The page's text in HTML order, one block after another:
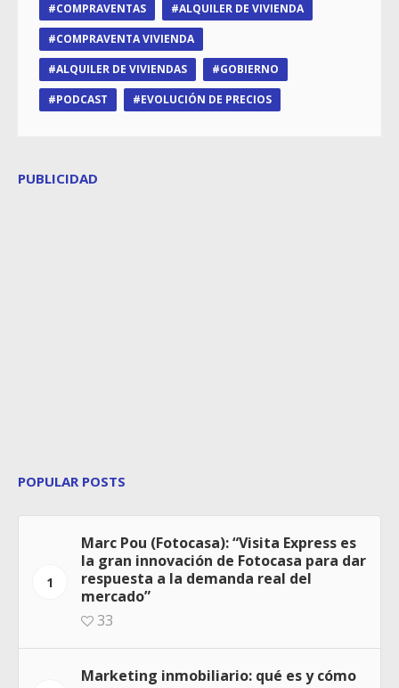
COMPRAVENTAS
ALQUILER DE VIVIENDA
COMPRAVENTA VIVIENDA
ALQUILER DE VIVIENDAS
GOBIERNO
PODCAST
EVOLUCIÓN DE PRECIOS
PUBLICIDAD
POPULAR POSTS
1
Marc Pou (Fotocasa): “Visita Express es
la gran innovación de Fotocasa para dar
respuesta a la demanda real del
mercado”
33
Marketing inmobiliario: qué es y cómo